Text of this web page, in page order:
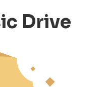
Drive